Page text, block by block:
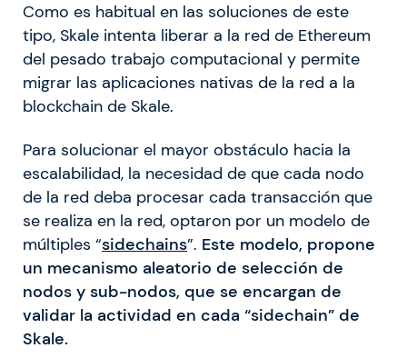
Como es habitual en las soluciones de este
tipo, Skale intenta liberar a la red de Ethereum
del pesado trabajo computacional y permite
migrar las aplicaciones nativas de la red a la
blockchain de Skale.
Para solucionar el mayor obstáculo hacia la
escalabilidad, la necesidad de que cada nodo
de la red deba procesar cada transacción que
se realiza en la red, optaron por un modelo de
múltiples “sidechains”. Este modelo, propone
un mecanismo aleatorio de selección de
nodos y sub-nodos, que se encargan de
validar la actividad en cada “sidechain” de
Skale.